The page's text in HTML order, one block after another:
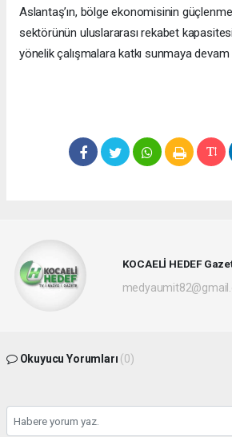
Aslantaş’ın, bölge ekonomisinin
sektörünün uluslararası rekabet
yönelik çalışmalara katkı sunmaya
KOCAELİ HEDEF
Okuyucu Yorumları (0)